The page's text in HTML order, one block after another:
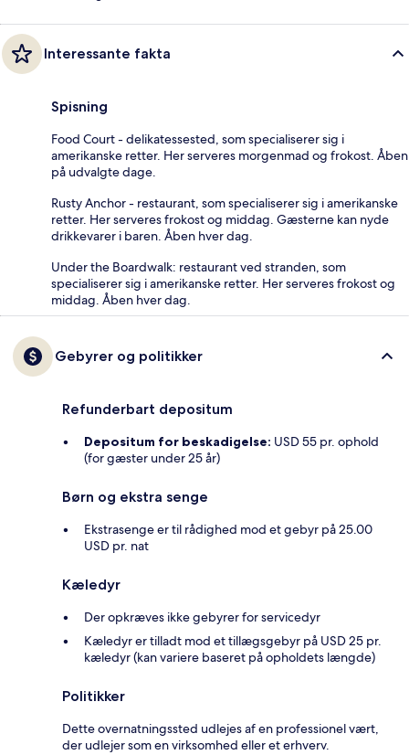
Interessante fakta
Spisning
Food Court - delikatessested, som specialiserer sig i
amerikanske retter. Her serveres morgenmad og frokost. Åben
på udvalgte dage.
Rusty Anchor - restaurant, som specialiserer sig i amerikanske
retter. Her serveres frokost og middag. Gæsterne kan nyde
drikkevarer i baren. Åben hver dag.
Under the Boardwalk: restaurant ved stranden, som
specialiserer sig i amerikanske retter. Her serveres frokost og
middag. Åben hver dag.
Gebyrer og politikker
Refunderbart depositum
Depositum for beskadigelse: USD 55 pr. ophold
(for gæster under 25 år)
Børn og ekstra senge
Ekstrasenge er til rådighed mod et gebyr på 25.00
USD pr. nat
Kæledyr
Der opkræves ikke gebyrer for servicedyr
Kæledyr er tilladt mod et tillægsgebyr på USD 25 pr.
kæledyr (kan variere baseret på opholdets længde)
Politikker
Dette overnatningssted udlejes af en professionel vært,
der udlejer som en virksomhed eller et erhverv.